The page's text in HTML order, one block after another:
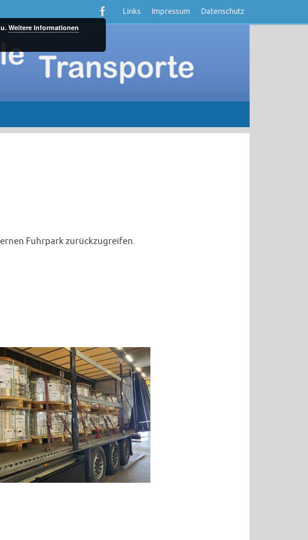
Links Impressum Datenschutz
Fuhrpark zurückzugreifen.
Weitere Informationen